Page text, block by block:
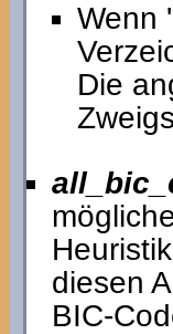
Wenn
Die
diesen
BIC-